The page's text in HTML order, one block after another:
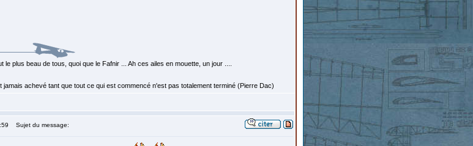
le plus beau de tous, quoi que le Fafnir ... Ah ces ailes en mouette, un jour ....
jamais achevé tant que tout ce qui est commencé n'est pas totalement terminé (Pierre Dac)
Sujet du message: